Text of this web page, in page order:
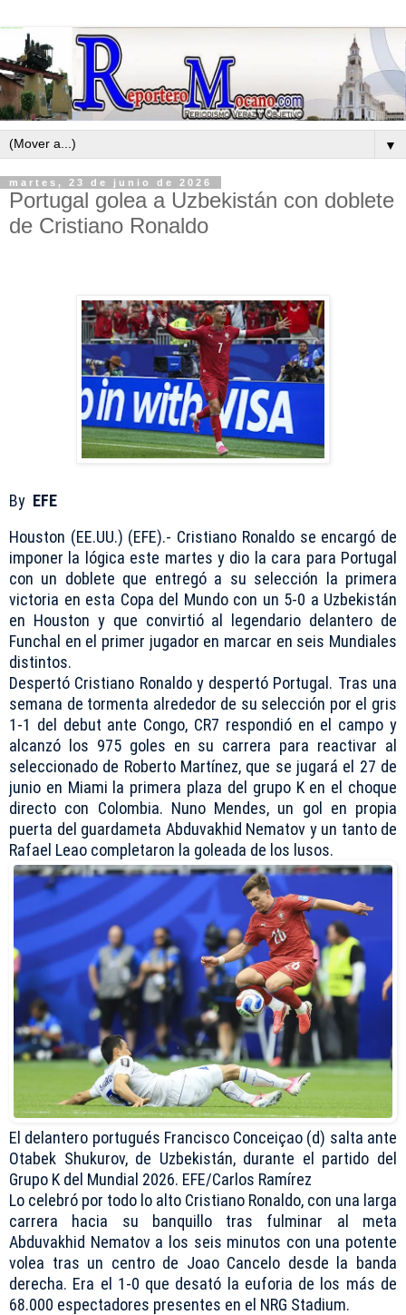
▼
martes, 23 de junio de 2026
Portugal golea a Uzbekistán con doblete
de Cristiano Ronaldo
By EFE
Houston (EE.UU.) (EFE).- Cristiano Ronaldo se encargó de
imponer la lógica este martes y dio la cara para Portugal
con un doblete que entregó a su selección la primera
victoria en esta Copa del Mundo con un 5-0 a Uzbekistán
en Houston y que convirtió al legendario delantero de
Funchal en el primer jugador en marcar en seis Mundiales
distintos.
Despertó Cristiano Ronaldo y despertó Portugal. Tras una
semana de tormenta alrededor de su selección por el gris
1-1 del debut ante Congo, CR7 respondió en el campo y
alcanzó los 975 goles en su carrera para reactivar al
seleccionado de Roberto Martínez, que se jugará el 27 de
junio en Miami la primera plaza del grupo K en el choque
directo con Colombia. Nuno Mendes, un gol en propia
puerta del guardameta Abduvakhid Nematov y un tanto de
Rafael Leao completaron la goleada de los lusos.
El delantero portugués Francisco Conceiçao (d) salta ante
Otabek Shukurov, de Uzbekistán, durante el partido del
Grupo K del Mundial 2026. EFE/Carlos Ramírez
Lo celebró por todo lo alto Cristiano Ronaldo, con una larga
carrera hacia su banquillo tras fulminar al meta
Abduvakhid Nematov a los seis minutos con una potente
volea tras un centro de Joao Cancelo desde la banda
derecha. Era el 1-0 que desató la euforia de los más de
68.000 espectadores presentes en el NRG Stadium.